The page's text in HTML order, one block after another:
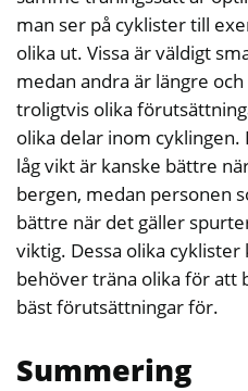
man ser på cyklister till
olika ut. Vissa är väldigt
medan andra är längre
troligtvis olika
olika delar inom
låg vikt är kanske bättre
bergen, medan personen
bättre när det gäller
viktig. Dessa olika cyklister
behöver träna olika för att
bäst förutsättningar för.
Summering